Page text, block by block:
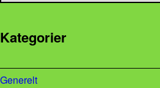
Kategorier
Generelt